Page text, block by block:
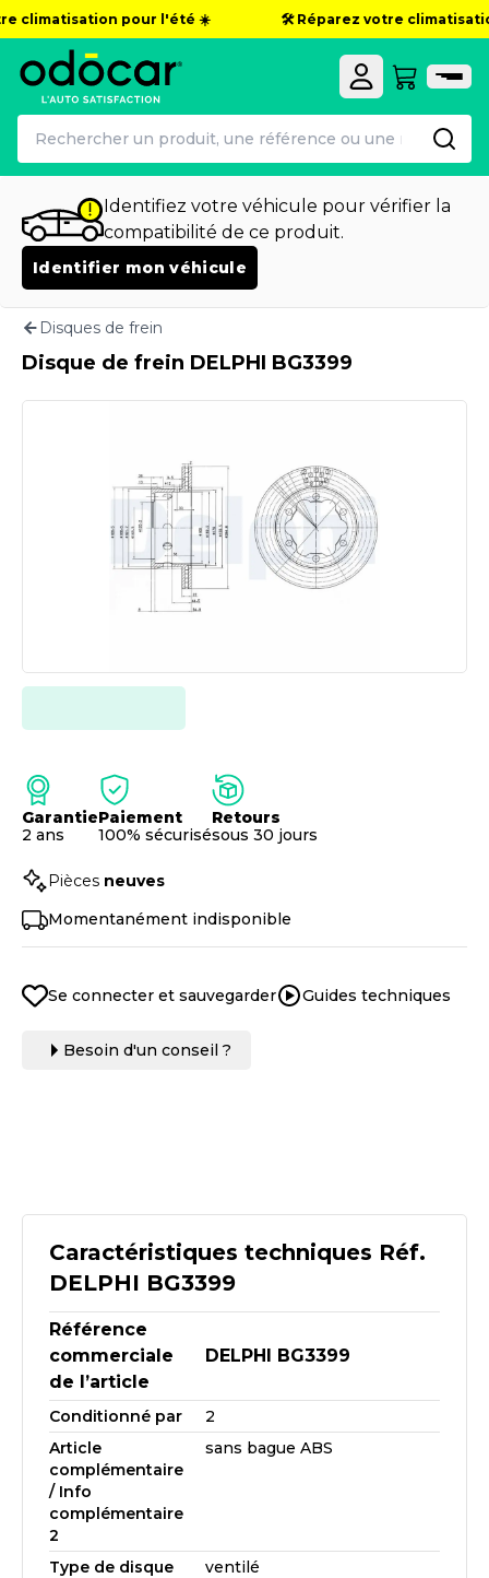
climatisation pour l'été ☀️ 🛠️ Réparez votre
Identifiez votre véhicule pour vérifier la
compatibilité de ce produit.
Identifier mon véhicule
Disques de frein
Caractéristiques techniques Réf.
DELPHI BG3399
Référence
commerciale
de l’article
DELPHI BG3399
Conditionné par
2
Article
complémentaire
/ Info
complémentaire
2
sans bague ABS
Type de disque
ventilé
Disque de frein DELPHI BG3399
Garantie
2 ans
Paiement
100% sécurisé
Retours
sous 30 jours
Pièces neuves
Momentanément indisponible
Se connecter et sauvegarder Guides techniques
Besoin d'un conseil ?